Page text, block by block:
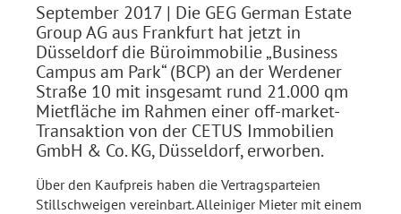
September 2017 | Die GEG German Estate
Group AG aus Frankfurt hat jetzt in
Düsseldorf die Büroimmobilie „Business
Campus am Park“ (BCP) an der Werdener
Straße 10 mit insgesamt rund 21.000 qm
Mietfläche im Rahmen einer off-market-
Transaktion von der CETUS Immobilien
GmbH & Co. KG, Düsseldorf, erworben.
Über den Kaufpreis haben die Vertragsparteien
Stillschweigen vereinbart. Alleiniger Mieter mit einem